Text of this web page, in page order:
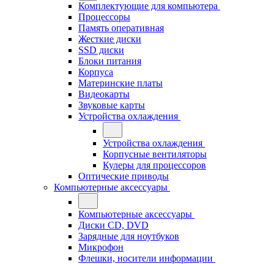
Комплектующие для компьютера
Процессоры
Память оперативная
Жесткие диски
SSD диски
Блоки питания
Корпуса
Материнские платы
Видеокарты
Звуковые карты
Устройства охлаждения
Устройства охлаждения
Корпусные вентиляторы
Кулеры для процессоров
Оптические приводы
Компьютерные аксессуары
Компьютерные аксессуары
Диски CD, DVD
Зарядные для ноутбуков
Микрофон
Флешки, носители информации